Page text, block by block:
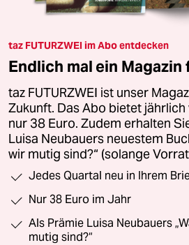
taz FUTURZWEI im Abo entdecken
Endlich mal ein
taz FUTURZWEI ist unser
Zukunft. Das Abo bietet
nur 38 Euro. Zudem erhalten
Luisa Neubauers neuestem
wir mutig sind?“ (solange
Jedes Quartal neu in Ihrem
Nur 38 Euro im Jahr
Als Prämie Luisa Neubauers
mutig sind?“